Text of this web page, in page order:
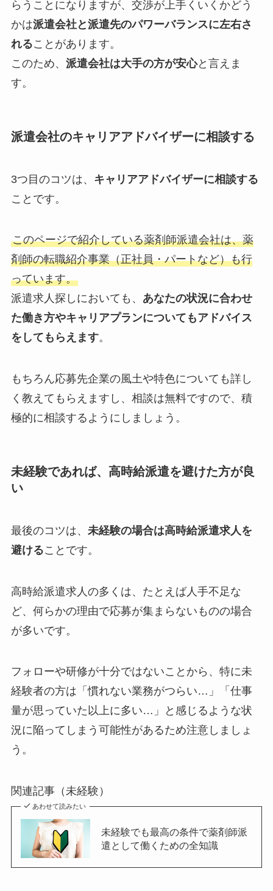
らうことになりますが、交渉が上手くいくかどう
かは派遣会社と派遣先のパワーバランスに左右さ
れることがあります。
このため、 派遣会社は大手の方が安心と言えま
す。
派遣会社のキャリアアドバイザーに相談する
3つ目のコツは、 キャリアアドバイザーに相談する
ことです。
このページで紹介している薬剤師派遣会社は、薬
剤師の転職紹介事業（正社員・パートなど）も行
っています。
派遣求人探しにおいても、 あなたの状況に合わせ
た働き方やキャリアプランについてもアドバイス
をしてもらえます。
もちろん応募先企業の風土や特色についても詳し
く教えてもらえますし、相談は無料ですので、積
極的に相談するようにしましょう。
未経験であれば、高時給派遣を避けた方が良
い
最後のコツは、 未経験の場合は高時給派遣求人を
避けることです。
高時給派遣求人の多くは、たとえば人手不足な
ど、何らかの理由で応募が集まらないものの場合
が多いです。
フォローや研修が十分ではないことから、特に未
経験者の方は「慣れない業務がつらい…」「仕事
量が思っていた以上に多い…」と感じるような状
況に陥ってしまう可能性があるため注意しましょ
う。
関連記事（未経験）
あわせて読みたい
未経験でも最高の条件で薬剤師派
遣として働くための全知識